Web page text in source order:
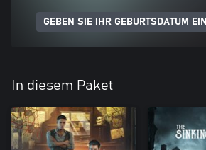
GEBEN SIE IHR GEBURTSDATUM EIN
In diesem Paket